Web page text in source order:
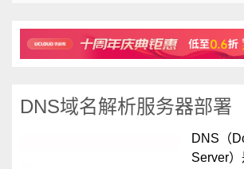
DNS域名解析服务器部署
DNS（
Server